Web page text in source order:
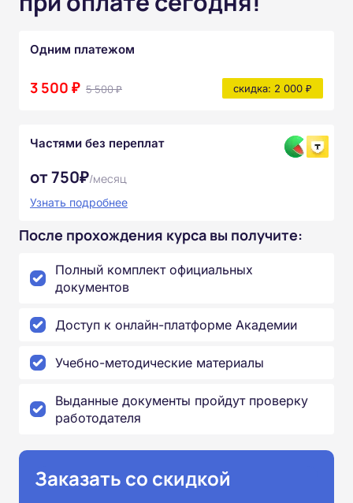
Одним платежом
3 500 ₽ 5 500 ₽ скидка: 2 000 ₽
Частями без переплат
от 750₽/месяц
Узнать подробнее
После прохождения курса вы получите:
Полный комплект официальных
документов
Доступ к онлайн-платформе Академии
Учебно-методические материалы
Выданные документы пройдут проверку
работодателя
Заказать со скидкой